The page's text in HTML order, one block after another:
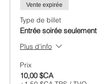
Vente expirée
Type de billet
Entrée soirée seulement
Plus d'info
Prix
10,00 $CA